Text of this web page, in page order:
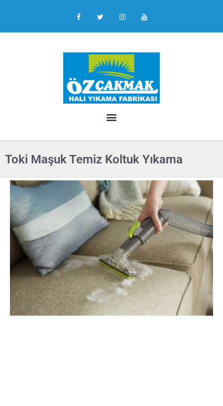
Toki Maşuk Temiz Koltuk Yıkama